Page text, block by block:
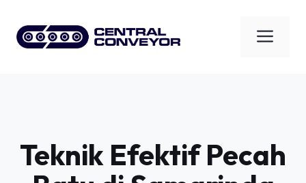
content
Teknik Efektif Pecah